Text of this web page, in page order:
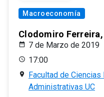
Macroeconomía
Clodomiro Ferreira,
7 de Marzo de 2019
17:00
Facultad de Ciencias
Administrativas UC